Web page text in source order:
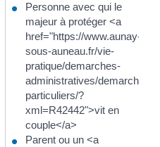
Personne avec qui le
majeur à protéger <a
href="https://www.aunay-
sous-auneau.fr/vie-
pratique/demarches-
administratives/demarches-
particuliers/?
xml=R42442">vit en
couple</a>
Parent ou un <a